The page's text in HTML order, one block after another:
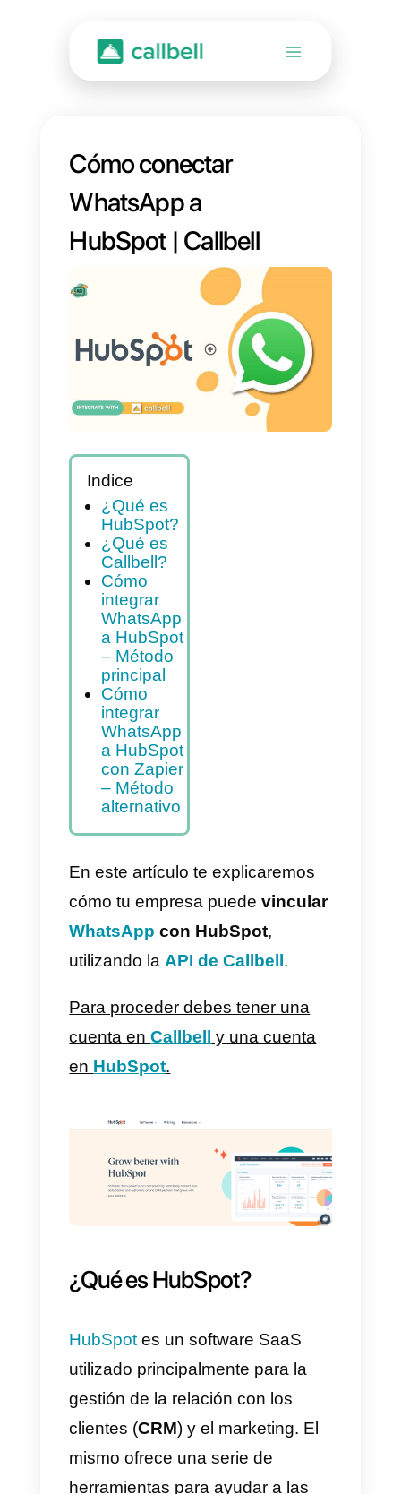
Cómo conectar
WhatsApp a
HubSpot | Callbell
Indice
¿Qué es
HubSpot?
¿Qué es
Callbell?
Cómo
integrar
WhatsApp
a HubSpot
– Método
principal
integrar
WhatsApp
a HubSpot
con Zapier
– Método
En este artículo te explicaremos
con HubSpot
utilizando la
API de Callbell
cuenta enCallbell